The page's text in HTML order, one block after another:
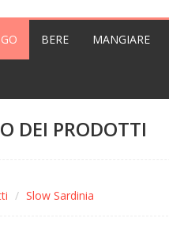
BERE MANGIARE
DEI PRODOTTI
Slow Sardinia